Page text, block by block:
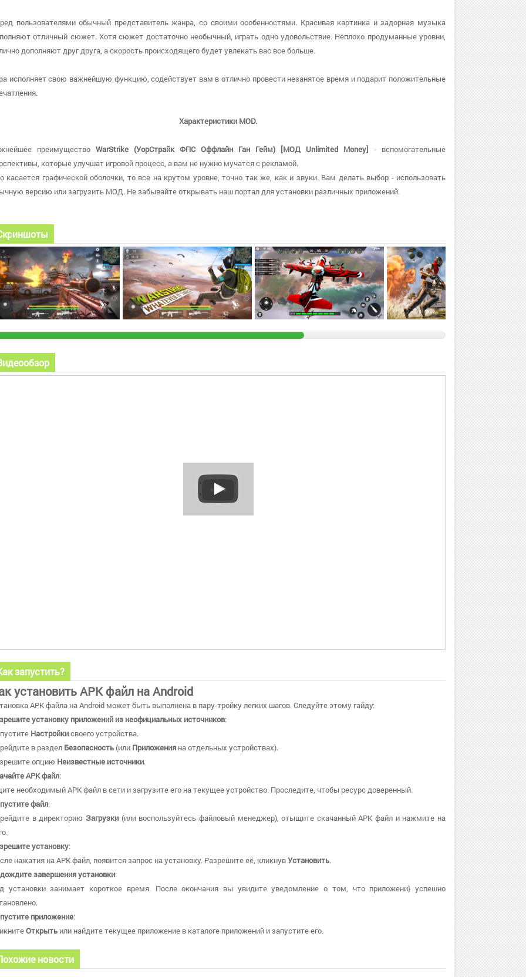
пользователями обычный представитель жанра, со своими особенностями. Красивая картинка и задорная музыка
отличный сюжет. Хотя сюжет достаточно необычный, играть одно удовольствие. Неплохо продуманные уровни,
дополняют друг друга, а скорость происходящего будет увлекать вас все больше.
исполняет свою важнейшую функцию, содействует вам в отлично провести незанятое время и подарит положительные
Характеристики MOD.
преимущество WarStrike (УорСтрайк ФПС Оффлайн Ган Гейм) [МОД Unlimited Money] - вспомогательные
которые улучшат игровой процесс, а вам не нужно мучатся с рекламой.
касается графической оболочки, то все на крутом уровне, точно так же, как и звуки. Вам делать выбор - использовать
версию или загрузить МОД. Не забывайте открывать наш портал для установки различных приложений.
запустить?
установить APK файл на Android
APK файла на Android может быть выполнена в пару-тройку легких шагов. Следуйте этому гайду:
установку приложений из неофициальных источников:
Настройкисвоего устройства.
в раздел Безопасность (или Приложения на отдельных устройствах).
опцию Неизвестные источники.
APK файл:
необходимый APK файл в сети и загрузите его на текущее устройство. Проследите, чтобы ресурс доверенный.
файл:
в директорию Загрузки(или воспользуйтесь файловый менеджер), отыщите скачанный APK файл и нажмите на
установку:
нажатия на APK файл, появится запрос на установку. Разрешите её, кликнувУстановить.
завершения установки:
установки занимает короткое время. После окончания вы увидите уведомление о том, что приложени} успешно
приложение:
Открыть или найдите текущее приложение в каталоге приложений и запустите его.
новости